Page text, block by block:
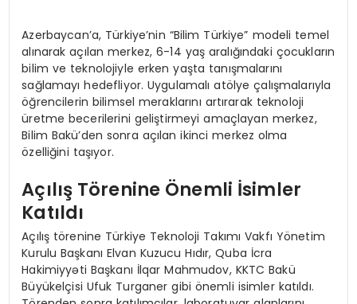
Azerbaycan’a, Türkiye’nin “Bilim Türkiye” modeli temel
alınarak açılan merkez, 6-14 yaş aralığındaki çocukların
bilim ve teknolojiyle erken yaşta tanışmalarını
sağlamayı hedefliyor. Uygulamalı atölye çalışmalarıyla
öğrencilerin bilimsel meraklarını artırarak teknoloji
üretme becerilerini geliştirmeyi amaçlayan merkez,
Bilim Bakü’den sonra açılan ikinci merkez olma
özelliğini taşıyor.
Açılış Törenine Önemli İsimler
Katıldı
Açılış törenine Türkiye Teknoloji Takımı Vakfı Yönetim
Kurulu Başkanı Elvan Kuzucu Hıdır, Quba İcra
Hakimiyyəti Başkanı İlqar Mahmudov, KKTC Bakü
Büyükelçisi Ufuk Turganer gibi önemli isimler katıldı.